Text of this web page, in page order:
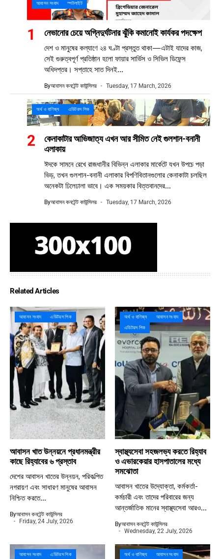
আবাসন সংবাদ স্পটলাইট
নেভানোর চেয়ে অগ্নিদুর্ঘটনার ঝুঁকি কমানোই কার্যকর পদক্ষেপ
দেশ ও মানুষের কল্যাণে ২৪ ঘণ্টা প্রস্তুত থাকা—এটাই যাদের কাজ,
সেই গুরুত্বপূর্ণ প্রতিষ্ঠান হলো ফায়ার সার্ভিস ও সিভিল ডিফেন্স
অধিদপ্তর। সপ্তাহে সাত দিনই...
Byআবাসন কনটেন্ট কাউন্সিলর Tuesday, 17 March, 2026
অর্থ ও বাণিজ্য এডিটরস পিক
কেনাকাটার আভিজাত্য এখন আর সীমিত নেই গুলশান-বনানী
এলাকায়
ঈদকে সামনে রেখে রাজধানীর বিভিন্ন এলাকার মার্কেটে যখন উপচে পড়া
ভিড়, তখন গুলশান-বনানী এলাকার বিপণিবিতানগুলোর কেনাকাটা চলছিল
অনেকটা ঢিলেঢালা ভাবে। এক সময়কার বিত্তবানদের...
Byআবাসন কনটেন্ট কাউন্সিলর Tuesday, 17 March, 2026
Related Articles
আবাসন সংবাদ এডিটরস পিক
আবাসন খাত উন্নয়নে প্রধানমন্ত্রীর
কাছে রিহ্যাবের ৬ প্রস্তাব
দেশের আবাসন খাতের উন্নয়ন, পরিকল্পিত
নগরায়ণ এবং সাধারণ মানুষের আবাসন
নিশ্চিত করতে...
Byআবাসন কনটেন্ট কাউন্সিলর
Friday, 24 July, 2026
অর্থ ও বাণিজ্য
আবাসন সংবাদ
এডিটরস পিক
স্বাস্থ্যসেবা সহজলভ্য করতে রিহ্যাব
ও এভারকেয়ার হাসপাতালের মধ্যে
সমঝোতা
আবাসন খাতের উদ্যোক্তা, কর্মকর্তা-
কর্মচারী এবং তাদের পরিবারের জন্য
আন্তর্জাতিক মানের স্বাস্থ্যসেবা আরও...
Byআবাসন কনটেন্ট কাউন্সিলর
Wednesday, 22 July, 2026
আবাসন সংবাদ এডিটরস পিক অর্থ ও বাণিজ্য
আবাসন সংবাদ